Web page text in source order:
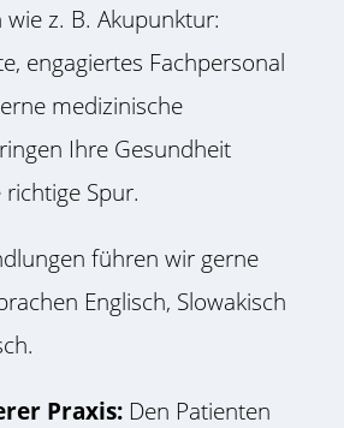
z. B. Akupunktur:
engagiertes Fachpersonal
medizinische
Ihre Gesundheit
Spur.
führen wir gerne
Englisch, Slowakisch
Praxis:Den Patienten